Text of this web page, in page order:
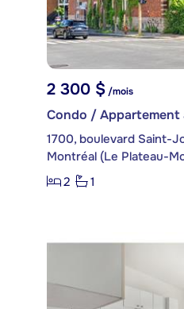
2 300 $ /mois
Condo / Appartement
1700, boulevard Saint-
Montréal (Le Plateau-
2
1